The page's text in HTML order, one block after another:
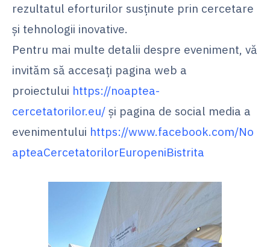
rezultatul eforturilor susținute prin cercetare
și tehnologii inovative.
Pentru mai multe detalii despre eveniment, vă
invităm să accesați pagina web a
proiectului https://noaptea-
cercetatorilor.eu/ și pagina de social media a
evenimentului https://www.facebook.com/No
apteaCercetatorilorEuropeniBistrita